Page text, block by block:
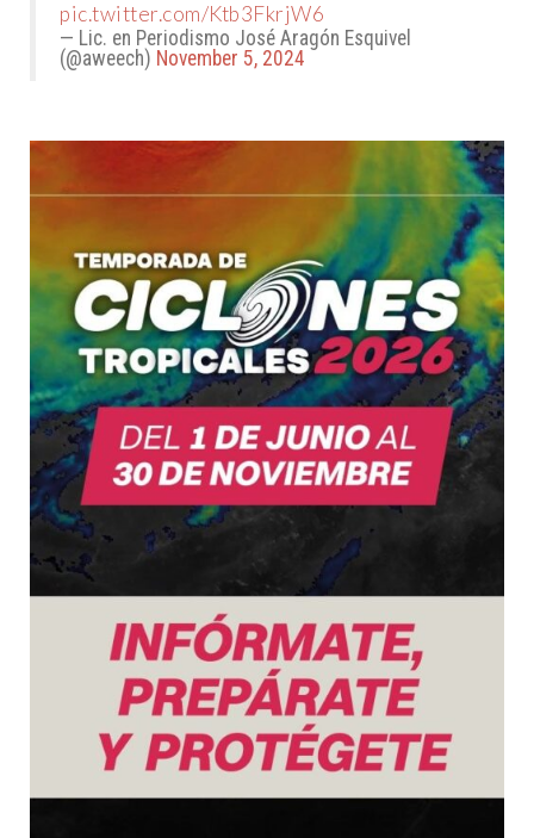
pic.twitter.com/Ktb3FkrjW6
— Lic. en Periodismo José Aragón Esquivel
(@aweech) November 5, 2024